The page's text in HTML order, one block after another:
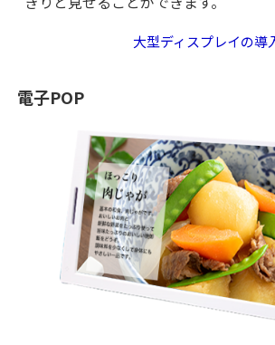
大型ディスプレイの導
電子POP